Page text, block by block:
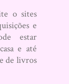
o sites
e
estar
e até
de livros